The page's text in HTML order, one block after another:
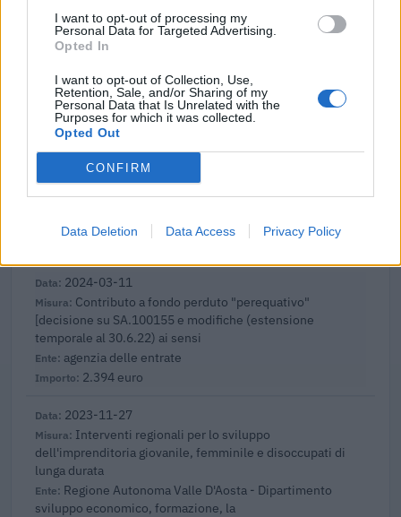
I want to opt-out of processing my
Personal Data for Targeted Advertising.
Opted In
I want to opt-out of Collection, Use,
Retention, Sale, and/or Sharing of my
Personal Data that Is Unrelated with the
Purposes for which it was collected.
Opted Out
CONFIRM
Data Deletion Data Access Privacy Policy
2024-03-22
INCENTIVI PER L’ASSUNZIONE DEI LAVORATORI
INSERITI NEL PROGRAMMA GOL
Regione Autonoma Valle d'Aosta - Dipartimento
politiche del lavoro e della forma
16.000 euro
2024-03-22
INCENTIVI PER L’ASSUNZIONE DEI LAVORATORI
INSERITI NEL PROGRAMMA GOL
politiche del lavoro e della forma
2024-03-11
Contributo a fondo perduto "perequativo"
[decisione su SA.100155 e modifiche (estensione
temporale al 30.6.22) ai sensi
agenzia delle entrate
2.394 euro
2023-11-27
Interventi regionali per lo sviluppo
dell'imprenditoria giovanile, femminile e disoccupati di
lunga durata
Regione Autonoma Valle D'Aosta - Dipartimento
sviluppo economico, formazione, la